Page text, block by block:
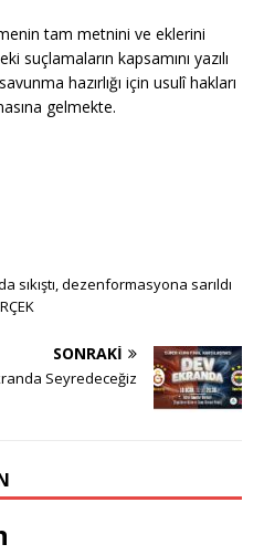
tam metnini ve eklerini
suçlamaların kapsamını yazılı
hazırlığı için usulî hakları
gelmekte.
sıkıştı, dezenformasyona sarıldı
SONRAKI
Seyredeceğiz